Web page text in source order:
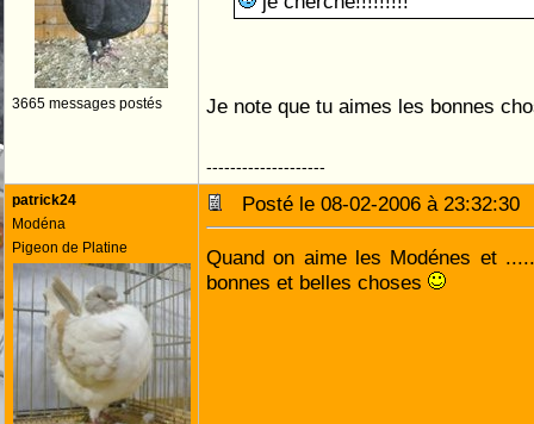
3665 messages postés Je note que tu aimes les bonnes
--------------------
patrick24
Modéna
Pigeon de Platine
Posté le 08-02-2006 à
Quand on aime les Modénes et
bonnes et belles choses